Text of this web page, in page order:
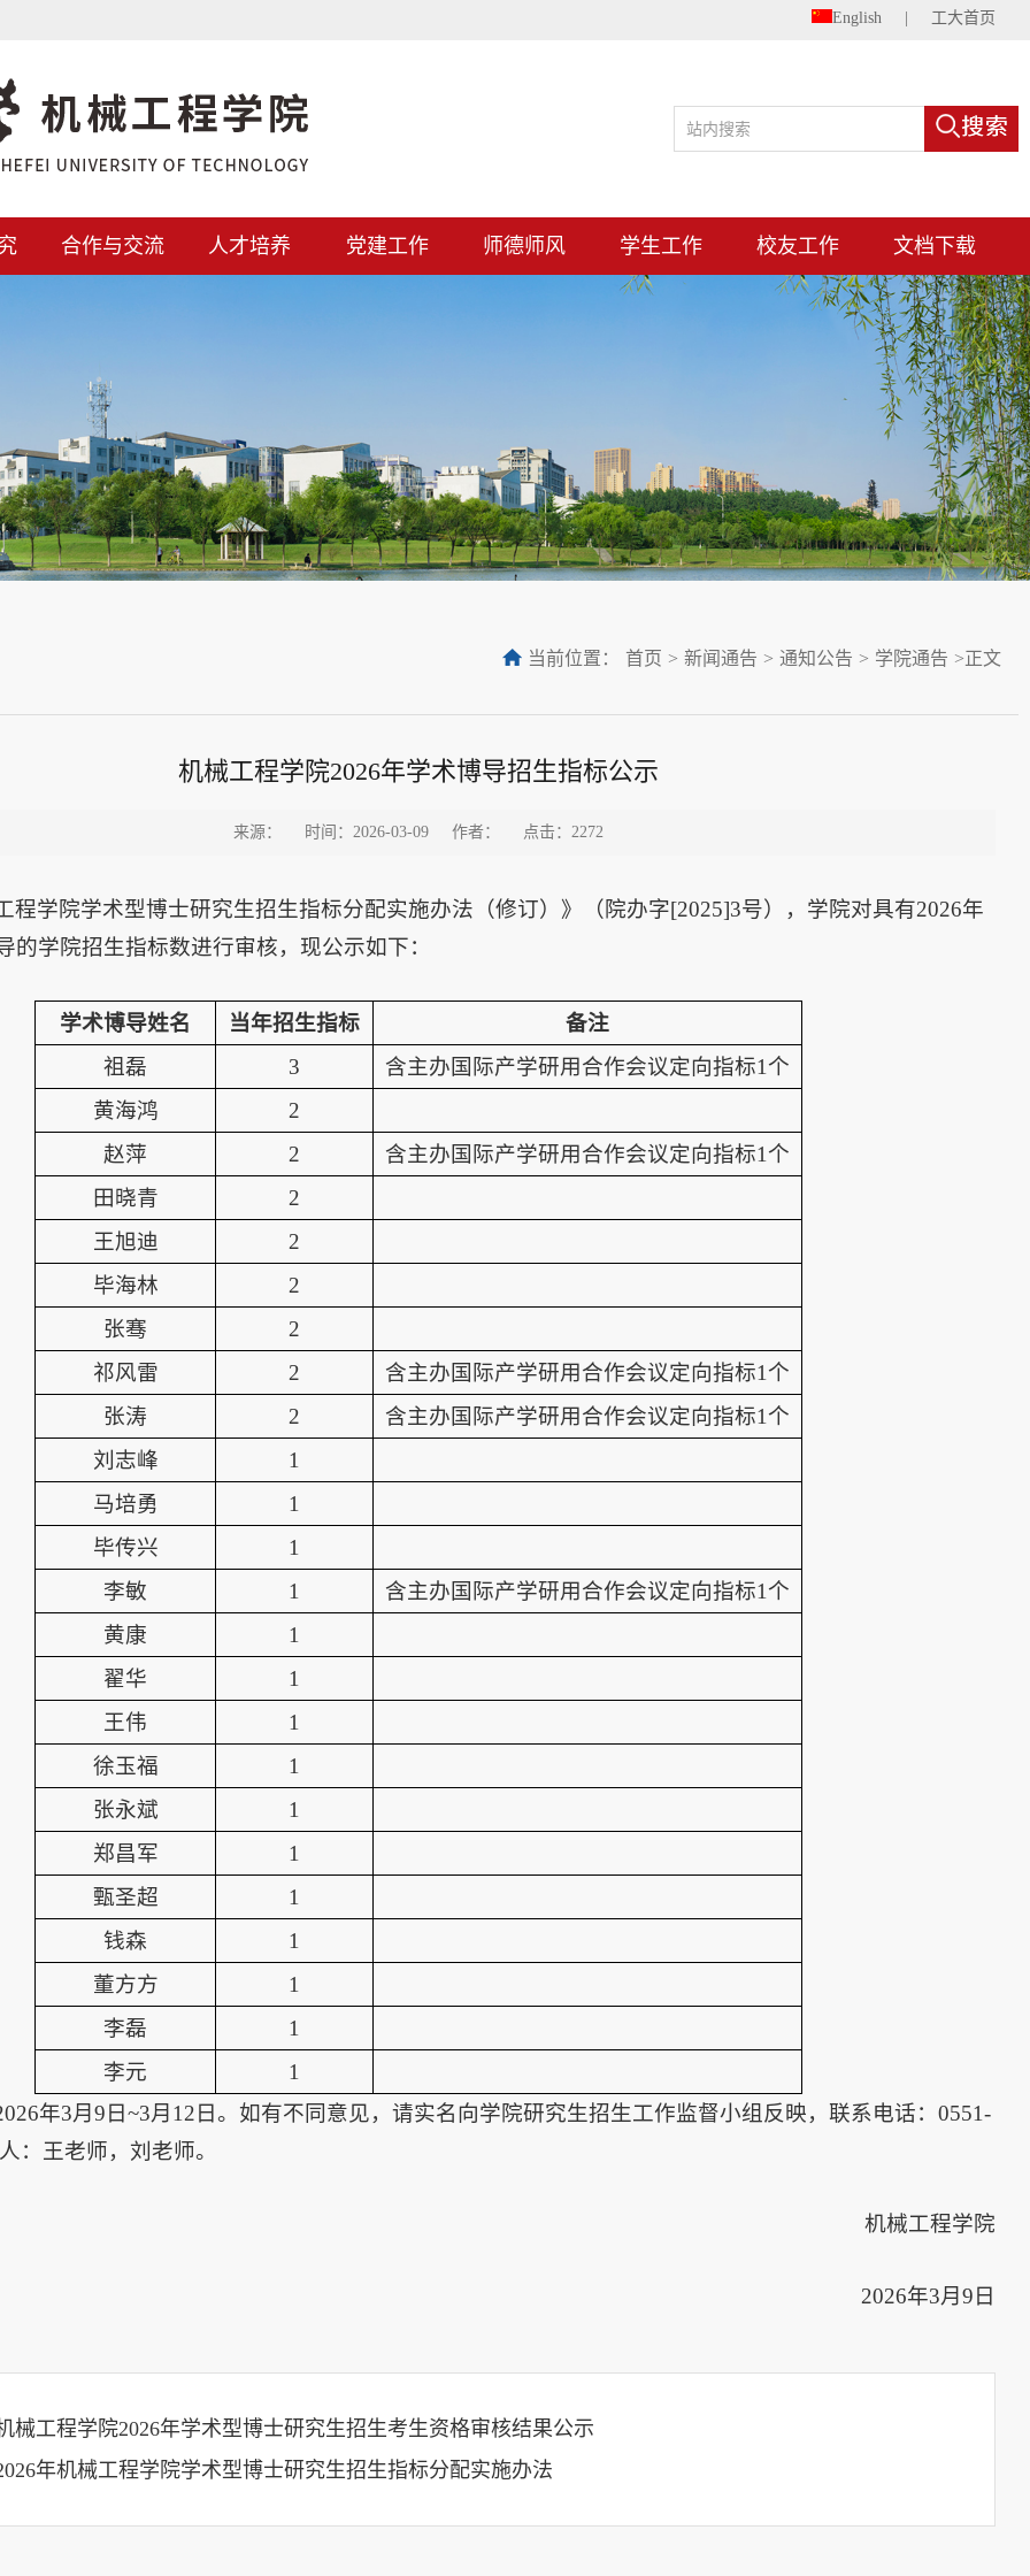
English 工大首页
合作与交流 人才培养 党建工作 师德师风 学生工作 校友工作 文档下载
当前位置： 首页 > 新闻通告 > 通知公告 > 学院通告 >正文
机械工程学院2026年学术博导招生指标公示
来源： 时间：2026-03-09 作者： 点击： 2272
程学院学术型博士研究生招生指标分配实施办法（修订）》（院办字[2025]3号），学院对具有2026年
的学院招生指标数进行审核，现公示如下：
学术博导姓名 当年招生指标
备注
祖磊
3
含主办国际产学研用合作会议定向指标1个
黄海鸿
2
赵萍
2
含主办国际产学研用合作会议定向指标1个
田晓青
2
王旭迪
2
毕海林
2
张骞
2
祁风雷
2
含主办国际产学研用合作会议定向指标1个
张涛
2
含主办国际产学研用合作会议定向指标1个
刘志峰
1
马培勇
1
毕传兴
1
李敏
1
含主办国际产学研用合作会议定向指标1个
黄康
1
翟华
1
王伟
1
徐玉福
1
张永斌
1
郑昌军
1
甄圣超
1
钱森
1
董方方
1
李磊
1
李元
1
年3月9日~3月12日。如有不同意见，请实名向学院研究生招生工作监督小组反映，联系电话：0551-
：王老师，刘老师。
机械工程学院
2026年3月9日
械工程学院2026年学术型博士研究生招生考生资格审核结果公示
年机械工程学院学术型博士研究生招生指标分配实施办法